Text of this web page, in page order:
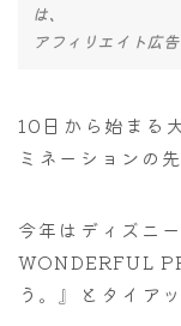
は、
アフィリエイト広
10日から始まる
ミネーションの
今年はディズ
WONDERFUL
う。』とタイア